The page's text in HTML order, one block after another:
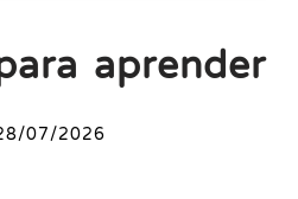
aprender
07/2026